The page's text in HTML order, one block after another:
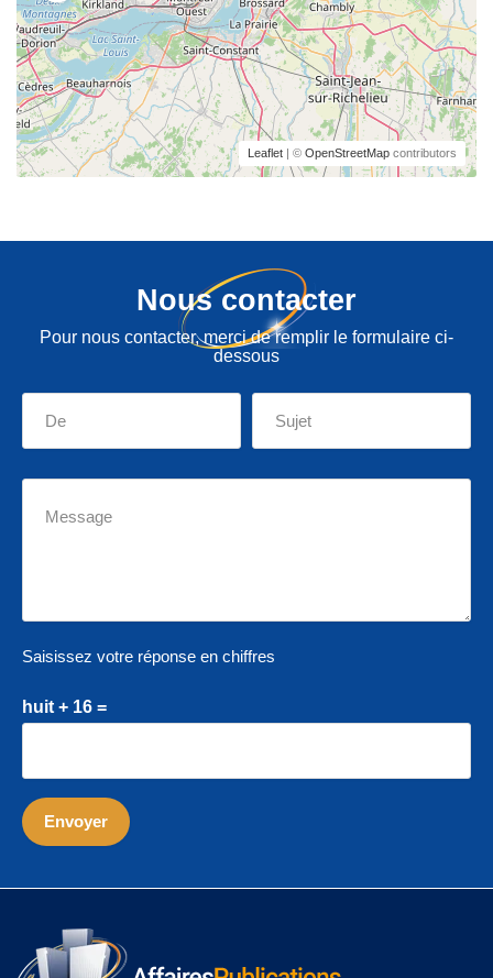
Leaflet | © OpenStreetMap contributors
Nous contacter
Pour nous contacter, merci de remplir le formulaire ci-
dessous
Saisissez votre réponse en chiffres
huit + 16 =